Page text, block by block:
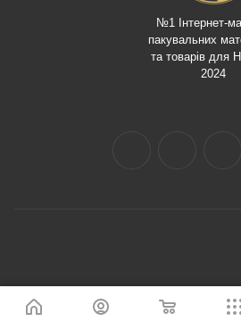
№1 Інтернет-
пакувальних
та товарів для
2024